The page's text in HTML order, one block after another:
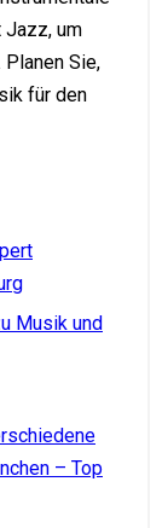
Jazz, um
Sie,
für den
Musik und
– Top